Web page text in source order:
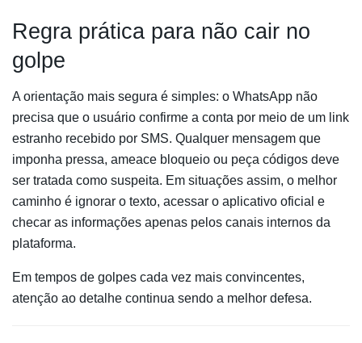
Regra prática para não cair no
golpe
A orientação mais segura é simples: o WhatsApp não
precisa que o usuário confirme a conta por meio de um link
estranho recebido por SMS. Qualquer mensagem que
imponha pressa, ameace bloqueio ou peça códigos deve
ser tratada como suspeita. Em situações assim, o melhor
caminho é ignorar o texto, acessar o aplicativo oficial e
checar as informações apenas pelos canais internos da
plataforma.
Em tempos de golpes cada vez mais convincentes,
atenção ao detalhe continua sendo a melhor defesa.